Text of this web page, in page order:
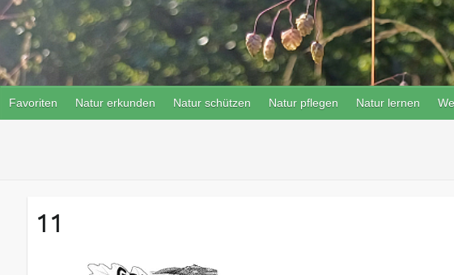
Favoriten Natur erkunden Natur schützen Natur pflegen Natur lernen
11